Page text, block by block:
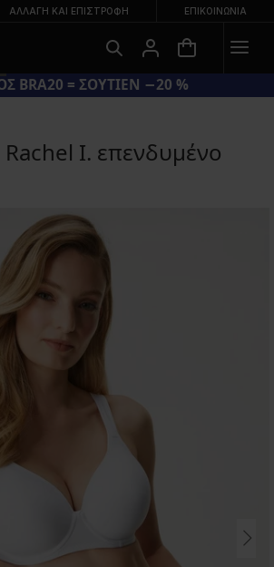
ΑΛΛΑΓΉ ΚΑΙ ΕΠΙΣΤΡΟΦΉ ΕΠΙΚΟΙΝΩΝΊΑ
BRA20 = ΣΟΥΤΙΕΝ −20 %
Rachel I. επενδυμένο